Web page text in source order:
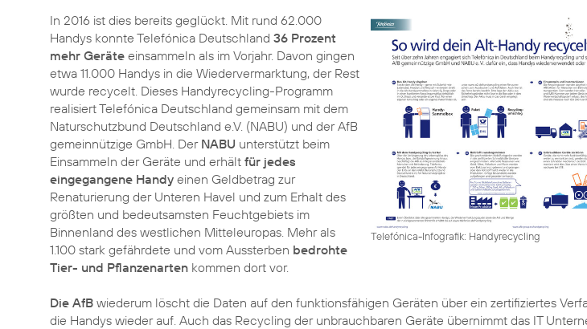
Telefónica-Infografik: Handyrecycling
In 2016 ist dies bereits geglückt. Mit rund 62.000
Handys konnte Telefónica Deutschland 36 Prozent
mehr Geräte einsammeln als im Vorjahr. Davon gingen
etwa 11.000 Handys in die Wiedervermarktung, der Rest
wurde recycelt. Dieses Handyrecycling-Programm
realisiert Telefónica Deutschland gemeinsam mit dem
Naturschutzbund Deutschland e.V. (NABU) und der AfB
gemeinnützige GmbH. Der NABU unterstützt beim
Einsammeln der Geräte und erhält für jedes
eingegangene Handy einen Geldbetrag zur
Renaturierung der Unteren Havel und zum Erhalt des
größten und bedeutsamsten Feuchtgebiets im
Binnenland des westlichen Mitteleuropas. Mehr als
1.100 stark gefährdete und vom Aussterben bedrohte
Tier- und Pflanzenarten kommen dort vor.
Die AfB wiederum löscht die Daten auf den funktionsfähigen Geräten über ein zertifiziertes
die Handys wieder auf. Auch das Recycling der unbrauchbaren Geräte übernimmt das IT